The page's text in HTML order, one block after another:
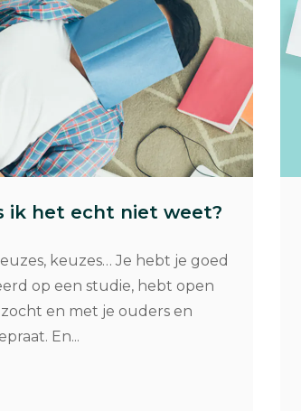
ik het echt niet weet?
keuzes… Je hebt je goed
op een studie, hebt open
en met je ouders en
En...